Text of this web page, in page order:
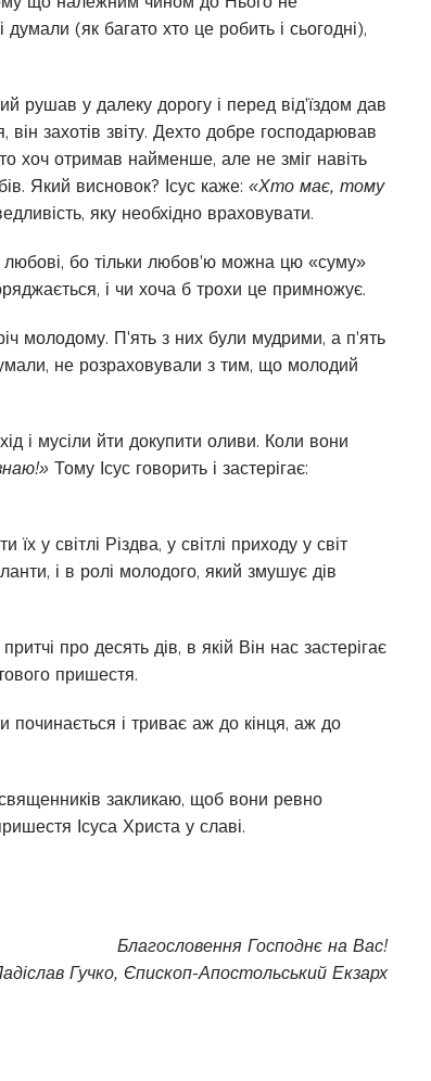
(як багато хто це робить і сьогодні),
рушав у далеку дорогу і перед від'їздом дав
захотів звіту. Дехто добре господарював
хоч отримав найменше, але не зміг навіть
Який висновок? Ісус каже: «Хто має, тому
яку необхідно враховувати.
любові, бо тільки любов'ю можна цю «суму»
і чи хоча б трохи це примножує.
молодому. П'ять з них були мудрими, а п'ять
не розраховували з тим, що молодий
і мусіли йти докупити оливи. Коли вони
Тому Ісус говорить і застерігає:
у світлі Різдва, у світлі приходу у світ
і в ролі молодого, який змушує дів
про десять дів, в якій Він нас застерігає
пришестя.
і триває аж до кінця, аж до
закликаю, щоб вони ревно
Ісуса Христа у славі.
Благословення Господнє на Вас!
Гучко, Єпископ-Апостольський Екзарх